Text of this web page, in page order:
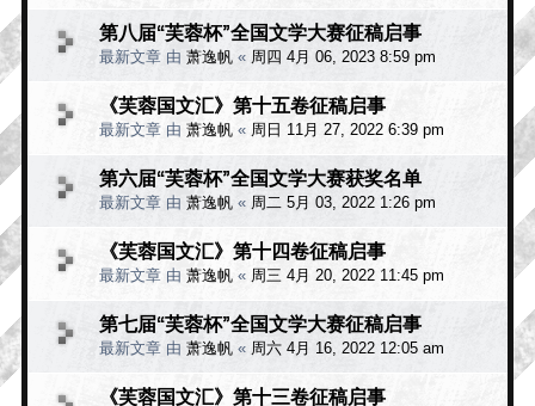
第八届“芙蓉杯”全国文学大赛征稿启事
最新文章 由 萧逸帆 « 周四 4月 06, 2023 8:59 pm
《芙蓉国文汇》第十五卷征稿启事
最新文章 由 萧逸帆 « 周日 11月 27, 2022 6:39 pm
第六届“芙蓉杯”全国文学大赛获奖名单
最新文章 由 萧逸帆 « 周二 5月 03, 2022 1:26 pm
《芙蓉国文汇》第十四卷征稿启事
最新文章 由 萧逸帆 « 周三 4月 20, 2022 11:45 pm
第七届“芙蓉杯”全国文学大赛征稿启事
最新文章 由 萧逸帆 « 周六 4月 16, 2022 12:05 am
《芙蓉国文汇》第十三卷征稿启事